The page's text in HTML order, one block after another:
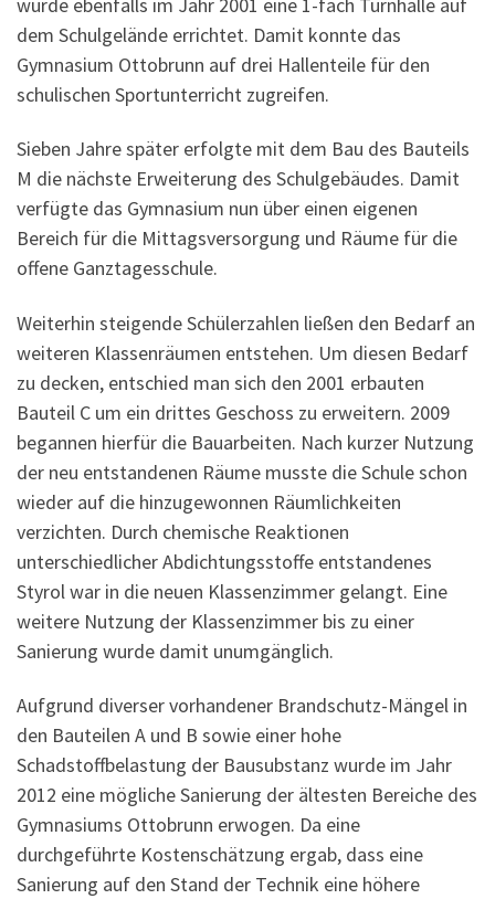
dem Schulgelände errichtet. Damit konnte das
Gymnasium Ottobrunn auf drei Hallenteile für den
schulischen Sportunterricht zugreifen.
Sieben Jahre später erfolgte mit dem Bau des Bauteils
M die nächste Erweiterung des Schulgebäudes. Damit
verfügte das Gymnasium nun über einen eigenen
Bereich für die Mittagsversorgung und Räume für die
offene Ganztagesschule.
Weiterhin steigende Schülerzahlen ließen den Bedarf an
weiteren Klassenräumen entstehen. Um diesen Bedarf
zu decken, entschied man sich den 2001 erbauten
Bauteil C um ein drittes Geschoss zu erweitern. 2009
begannen hierfür die Bauarbeiten. Nach kurzer Nutzung
der neu entstandenen Räume musste die Schule schon
wieder auf die hinzugewonnen Räumlichkeiten
verzichten. Durch chemische Reaktionen
unterschiedlicher Abdichtungsstoffe entstandenes
Styrol war in die neuen Klassenzimmer gelangt. Eine
weitere Nutzung der Klassenzimmer bis zu einer
Sanierung wurde damit unumgänglich.
Aufgrund diverser vorhandener Brandschutz-Mängel in
den Bauteilen A und B sowie einer hohe
Schadstoffbelastung der Bausubstanz wurde im Jahr
2012 eine mögliche Sanierung der ältesten Bereiche des
Gymnasiums Ottobrunn erwogen. Da eine
durchgeführte Kostenschätzung ergab, dass eine
Sanierung auf den Stand der Technik eine höhere